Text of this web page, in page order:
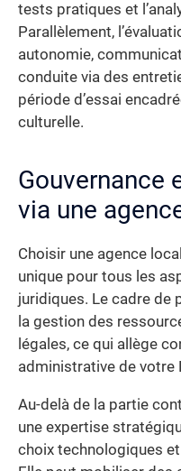
tests pratiques et
Parallèlement,
autonomie,
conduite via des
période d’essai
culturelle.
Gouvernance
via une
Choisir une agence
unique pour tous les
juridiques. Le cadre de
la gestion des
légales, ce qui allège
administrative de votre
Au-delà de la partie
une expertise
choix technologiques